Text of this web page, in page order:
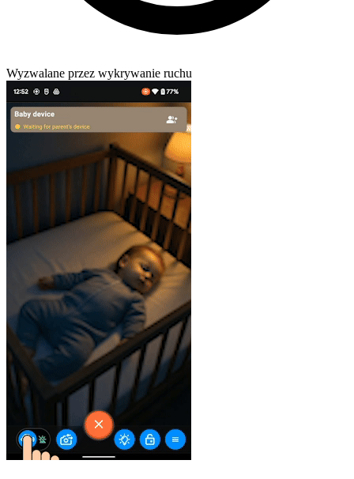
Wyzwalane przez wykrywanie ruchu